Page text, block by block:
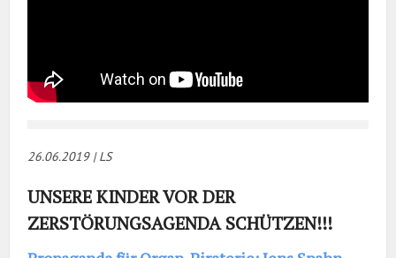
26.06.2019 | LS
UNSERE KINDER VOR DER
ZERSTÖRUNGSAGENDA SCHÜTZEN!!!